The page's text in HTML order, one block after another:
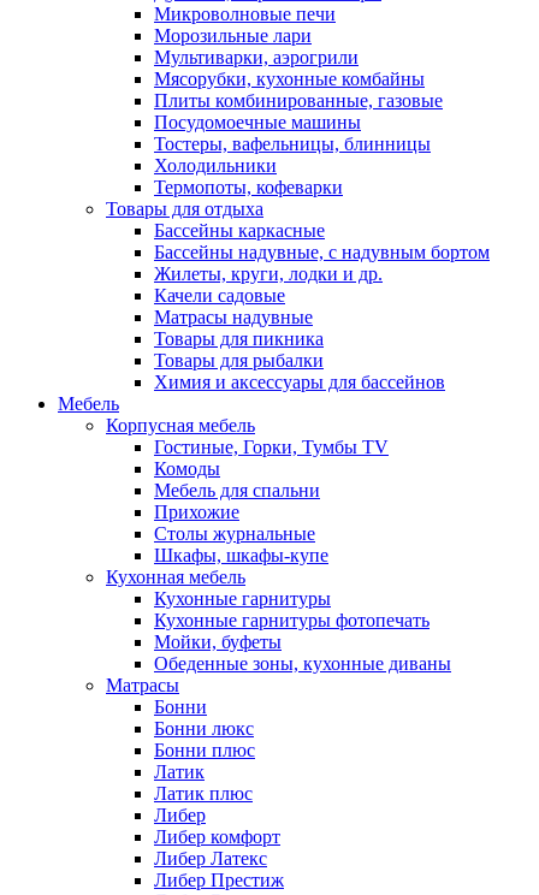
Микроволновые печи
Морозильные лари
Мультиварки, аэрогрили
Мясорубки, кухонные комбайны
Плиты комбинированные, газовые
Посудомоечные машины
Тостеры, вафельницы, блинницы
Холодильники
Термопоты, кофеварки
Товары для отдыха
Бассейны каркасные
Бассейны надувные, с надувным бортом
Жилеты, круги, лодки и др.
Качели садовые
Матрасы надувные
Товары для пикника
Товары для рыбалки
Химия и аксессуары для бассейнов
Мебель
Корпусная мебель
Гостиные, Горки, Тумбы TV
Комоды
Мебель для спальни
Прихожие
Столы журнальные
Шкафы, шкафы-купе
Кухонная мебель
Кухонные гарнитуры
Кухонные гарнитуры фотопечать
Мойки, буфеты
Обеденные зоны, кухонные диваны
Матрасы
Бонни
Бонни люкс
Бонни плюс
Латик
Латик плюс
Либер
Либер комфорт
Либер Латекс
Либер Престиж